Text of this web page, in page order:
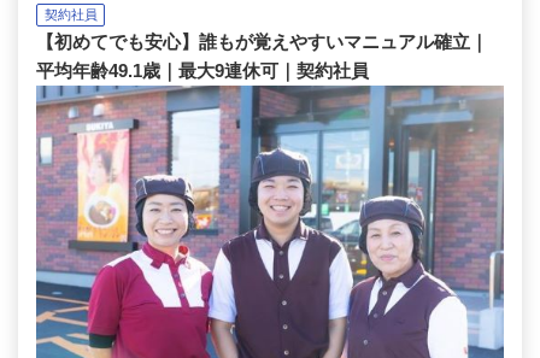
契約社員
【初めてでも安心】誰もが覚えやすいマニュアル確立｜
平均年齢49.1歳｜最大9連休可｜契約社員